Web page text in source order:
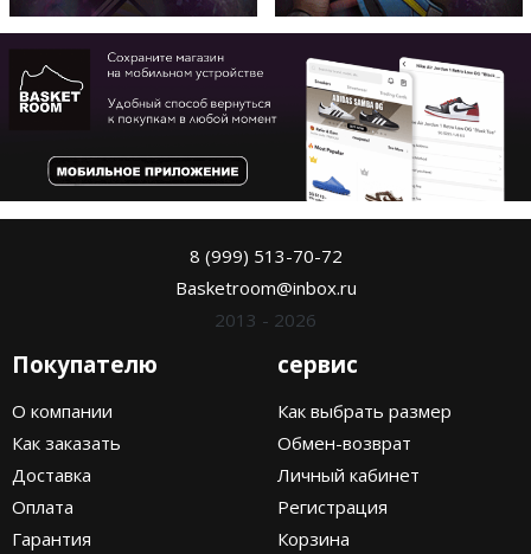
8 (999) 513-70-72
Basketroom@inbox.ru
2013 - 2026
Покупателю
О компании
Как заказать
Доставка
Оплата
Гарантия
сервис
Как выбрать размер
Обмен-возврат
Личный кабинет
Регистрация
Корзина